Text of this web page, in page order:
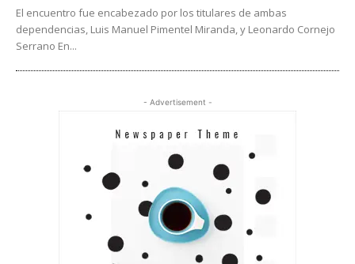
El encuentro fue encabezado por los titulares de ambas
dependencias, Luis Manuel Pimentel Miranda, y Leonardo Cornejo
Serrano En...
- Advertisement -